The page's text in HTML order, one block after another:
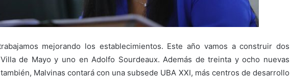
mejorando los establecimientos. Este año vamos a construir dos
de Mayo y uno en Adolfo Sourdeaux. Además de treinta y ocho nuevas
Malvinas contará con una subsede UBA XXI, más centros de desarrollo